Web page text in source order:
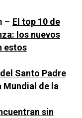
– El top 10 de
los nuevos
estos
Santo Padre
Mundial de la
sin